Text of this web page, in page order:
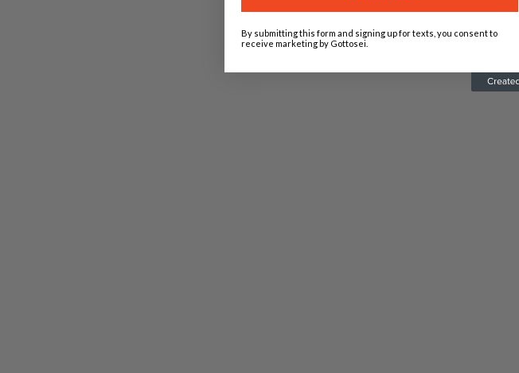
By submitting this form and signing up for texts, you consent to
receive marketing by Gottosei.